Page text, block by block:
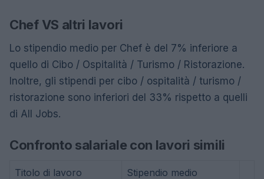
Chef VS altri lavori
Lo stipendio medio per Chef è del 7% inferiore a
quello di Cibo / Ospitalità / Turismo / Ristorazione.
Inoltre, gli stipendi per cibo / ospitalità / turismo /
ristorazione sono inferiori del 33% rispetto a quelli
di All Jobs.
Confronto salariale con lavori simili
Titolo di lavoro Stipendio medio